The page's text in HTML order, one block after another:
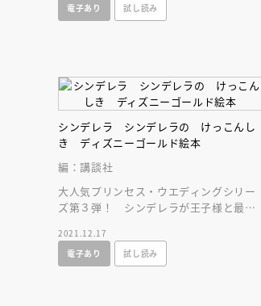
電子あり
試し読み
シンデレラ シンデレラの けっこんし
き ディズニーゴールド絵本
編：講談社
大人気プリンセス・ウエディングシリー
ズ第３弾！ シンデレラが王子様と最高
ックストーリー！
2021.12.17
電子あり
試し読み